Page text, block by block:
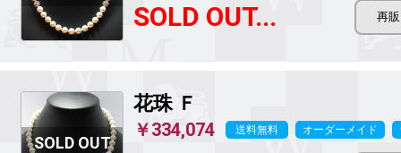
SOLD OUT...
花珠 Ｆ
￥334,074 送料無料 オーダーメイド